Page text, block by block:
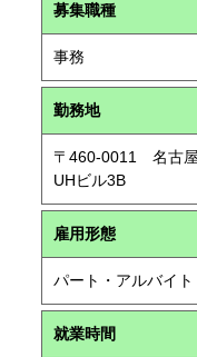
募集職種
事務
勤務地
〒460-0011 名古
UHビル3B
雇用形態
パート・アルバイ
就業時間